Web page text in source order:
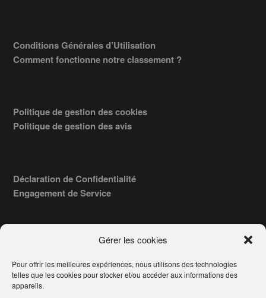
Gérer les cookies
Pour offrir les meilleures expériences, nous utilisons des technologies
telles que les cookies pour stocker et/ou accéder aux informations des
appareils.
Conditions Générales d’Utilisation
Comment fonctionne notre classement ?
Politique de gestion des cookies
Politique de gestion des avis
Déclaration de Confidentialité
Engagement de Service
COPYRIGHT © 2026 · TROUVERVOTREAVOCAT.COM, ÉDITÉ PAR
LA SOCIÉTÉAWATECH- 91, RUE DU FAUBOURG ST HONORÉ